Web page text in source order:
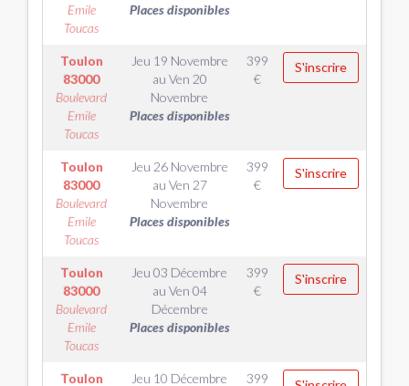
Emile
Toucas
Places disponibles
Toulon
83000
Boulevard
Emile
Toucas
Jeu 19 Novembre
au Ven 20
Novembre
Places disponibles
399
€
S'inscrire
Toulon
83000
Boulevard
Emile
Toucas
Jeu 26 Novembre
au Ven 27
Novembre
Places disponibles
399
€
S'inscrire
Toulon
83000
Boulevard
Emile
Toucas
Jeu 03 Décembre
au Ven 04
Décembre
Places disponibles
399
€
S'inscrire
Toulon Jeu 10 Décembre 399